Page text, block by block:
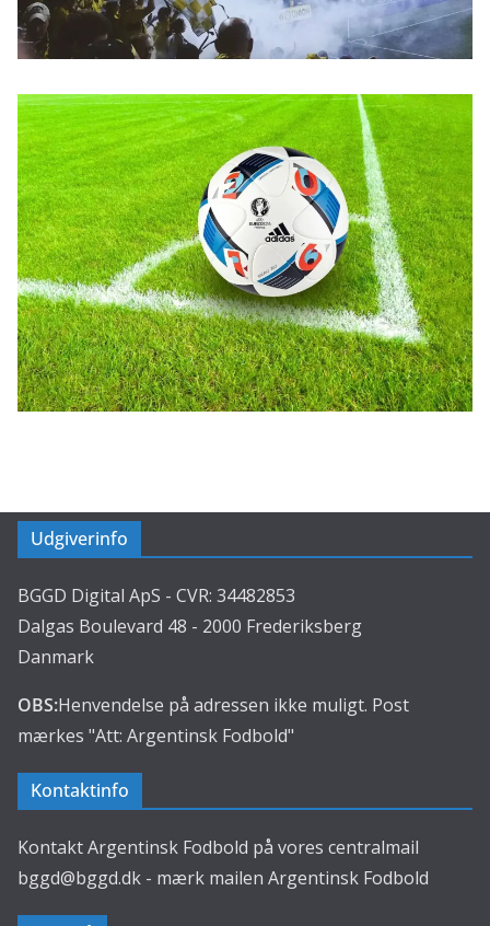
Udgiverinfo
BGGD Digital ApS - CVR: 34482853
Dalgas Boulevard 48 - 2000 Frederiksberg
Danmark
OBS:Henvendelse på adressen ikke muligt. Post
mærkes "Att: Argentinsk Fodbold"
Kontaktinfo
Kontakt Argentinsk Fodbold på vores centralmail
bggd@bggd.dk - mærk mailen Argentinsk Fodbold